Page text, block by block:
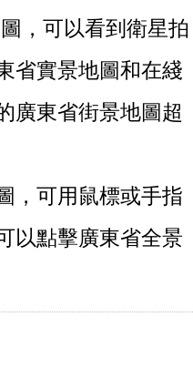
，可以看到衛星拍
省實景地圖和在綫
廣東省街景地圖超
，可用鼠標或手指
以點擊廣東省全景